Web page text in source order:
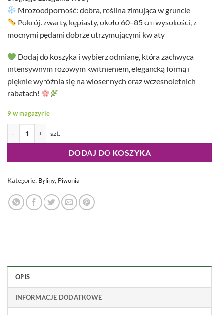
Mrozoodporność: dobra, roślina zimująca w gruncie
Pokrój: zwarty, kępiasty, około 60–85 cm wysokości, z
mocnymi pędami dobrze utrzymującymi kwiaty
Dodaj do koszyka i wybierz odmianę, która zachwyca
intensywnym różowym kwitnieniem, elegancką formą i
pięknie wyróżnia się na wiosennych oraz wczesnoletnich
rabatach!
9 w magazynie
DODAJ DO KOSZYKA
Kategorie: Byliny, Piwonia
OPIS
INFORMACJE DODATKOWE